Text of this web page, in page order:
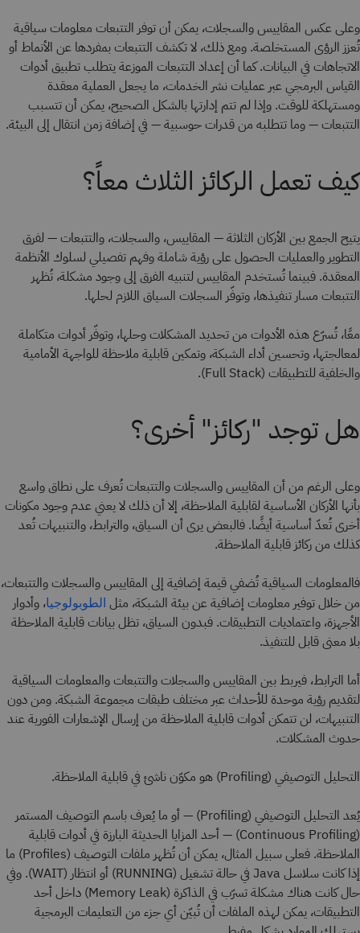
وعلى عكس المقاييس والسجلات، يمكن أن توفر التتبعات معلومات سياقية
تُعزز الرؤى المستخلصة. ومع ذلك، لا تكشف التتبعات بمفردها عن الأنماط أو
الاتجاهات في البيانات. كما أن إعداد التتبعات الموزعة يتطلب تطبيق أدوات
القياس البرمجي عبر عمليات نشر الخدمات، ما يجعل العملية معقدة
ومستهلكة للوقت. وإذا لم تتم إدارتها بالشكل الصحيح، يمكن أن تتسبب
التتبعات — وما تتطلبه من قدرات حوسبية — في إضافة زمن انتقال إلى البيئة.
كيف تعمل الركائز الثلاث معاً؟
يتيح الجمع بين الأركان الثلاثة — المقاييس، والسجلات، والتتبعات — لفرق
التطوير والعمليات الحصول على رؤية شاملة وفهم تفصيلي لسلوك الأنظمة
المعقدة. فبينما تُستخدم المقاييس لتنبيه الفرق إلى وجود مشكلة، تُظهر
التتبعات مسار تنفيذها، وتوفّر السجلات السياق اللازم لحلها.
معًا، تُسرّع هذه الأدوات من تحديد المشكلات وحلها، وتوفّر أدوات متكاملة
لمعالجتها، وتحسين أداء الشبكة، وتمكين قابلية ملاحظة للواجهة الأمامية
والخلفية للتطبيقات (Full Stack).
هل توجد "ركائز" أخرى؟
وعلى الرغم من أن المقاييس والسجلات والتتبعات تُعرف على نطاق واسع
بأنها الأركان الأساسية لقابلية الملاحظة، إلا أن ذلك لا يعني عدم وجود مكونات
أخرى تُعدّ أساسية أيضًا. فالبعض يرى أن السياق، والترابط، والتنبيهات تُعد
كذلك من ركائز قابلية الملاحظة.
فالمعلومات السياقية تُضفي قيمة إضافية إلى المقاييس والسجلات والتتبعات،
من خلال توفير معلومات إضافية عن بيئة الشبكة، مثل الطوبولوجيا، وأدوار
الأجهزة، واعتماديات التطبيقات. فبدون السياق، تظل بيانات قابلية الملاحظة
بلا معنى قابل للتنفيذ.
أما الترابط، فيربط بين المقاييس والسجلات والتتبعات والمعلومات السياقية
لتقديم رؤية موحدة للأحداث عبر مختلف طبقات مجموعة الشبكة. ومن دون
التنبيهات، لن تتمكن أدوات قابلية الملاحظة من إرسال الإشعارات الفورية عند
حدوث المشكلات.
التحليل التوصيفي (Profiling) هو مكوّن ناشئ في قابلية الملاحظة.
يُعد التحليل التوصيفي (Profiling) — أو ما يُعرف باسم التوصيف المستمر
(Continuous Profiling) — أحد المزايا الحديثة البارزة في أدوات قابلية
الملاحظة. فعلى سبيل المثال، يمكن أن تُظهر ملفات التوصيف (Profiles) ما
إذا كانت سلاسل Java في حالة تشغيل (RUNNING) أو انتظار (WAIT). وفي
حال كانت هناك مشكلة تسرّب في الذاكرة (Memory Leak) داخل أحد
التطبيقات، يمكن لهذه الملفات أن تُبيّن أي جزء من التعليمات البرمجية